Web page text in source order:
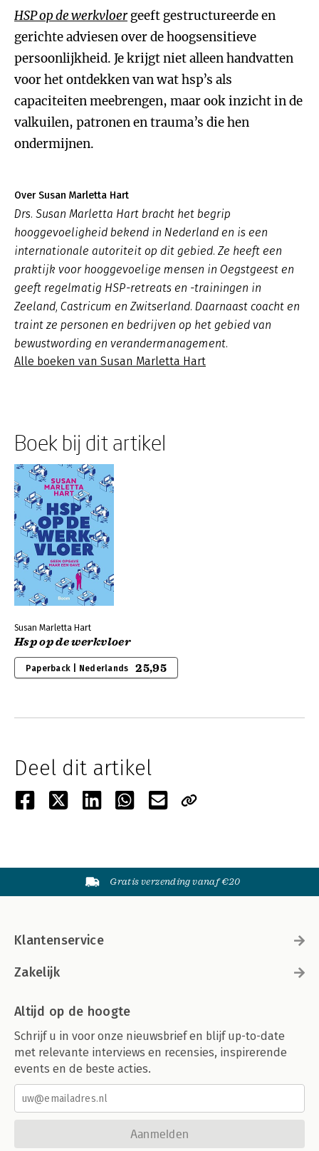
HSP op de werkvloergeeft gestructureerde en
gerichte adviesen over de hoogsensitieve
persoonlijkheid. Je krijgt niet alleen handvatten
voor het ontdekken van wat hsp’s als
capaciteiten meebrengen, maar ook inzicht in de
valkuilen, patronen en trauma’s die hen
ondermijnen.
Over Susan Marletta Hart
Drs. Susan Marletta Hart bracht het begrip
hooggevoeligheid bekend in Nederland en is een
internationale autoriteit op dit gebied. Ze heeft een
praktijk voor hooggevoelige mensen in Oegstgeest en
geeft regelmatig HSP-retreats en -trainingen in
Zeeland, Castricum en Zwitserland. Daarnaast coacht en
traint ze personen en bedrijven op het gebied van
bewustwording en verandermanagement.
Alle boeken van Susan Marletta Hart
Boek bij dit artikel
Susan Marletta Hart
Hsp op de werkvloer
Paperback | Nederlands 25,95
Deel dit artikel
Gratis verzending vanaf €20
Klantenservice
Zakelijk
Altijd op de hoogte
Schrijf u in voor onze nieuwsbrief en blijf up-to-date
met relevante interviews en recensies, inspirerende
events en de beste acties.
Aanmelden